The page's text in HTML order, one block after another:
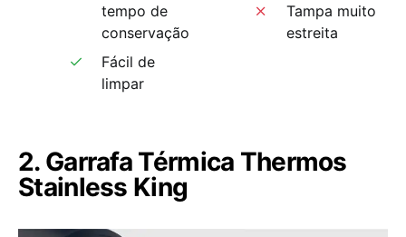
tempo de
conservação
Fácil de
limpar
Tampa muito
estreita
2. Garrafa Térmica Thermos
Stainless King